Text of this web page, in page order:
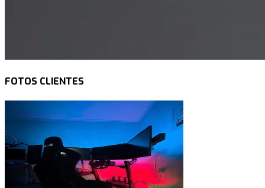
FOTOS CLIENTES